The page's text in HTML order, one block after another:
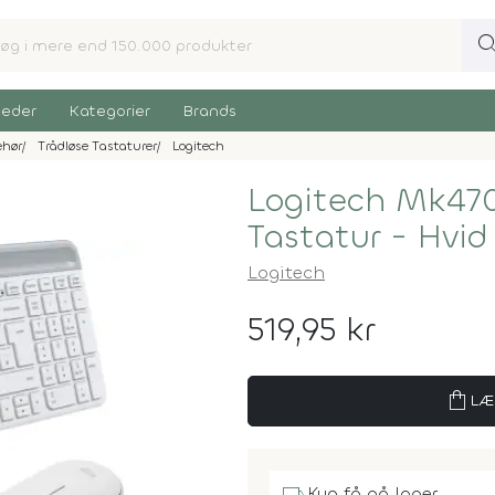
Kategorier Brands
Trådløse Tastaturer Logitech
Logitech
Tastatur - Hvid
Logitech
519,95 kr
shopping_bag